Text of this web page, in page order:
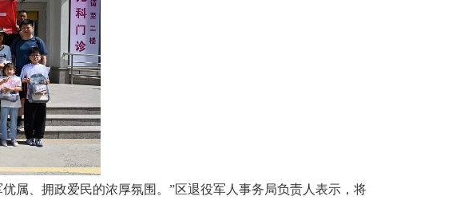
、拥政爱民的浓厚氛围。”区退役军人事务局负责人表示，将